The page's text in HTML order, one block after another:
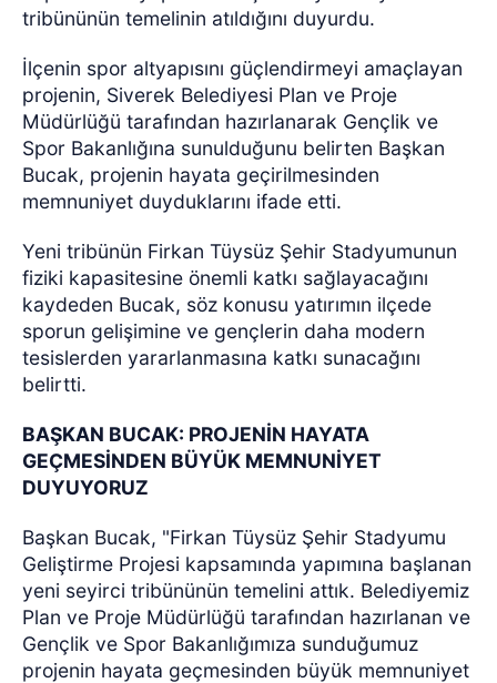
tribününün temelinin atıldığını duyurdu.
İlçenin spor altyapısını güçlendirmeyi amaçlayan
projenin, Siverek Belediyesi Plan ve Proje
Müdürlüğü tarafından hazırlanarak Gençlik ve
Spor Bakanlığına sunulduğunu belirten Başkan
Bucak, projenin hayata geçirilmesinden
memnuniyet duyduklarını ifade etti.
Yeni tribünün Firkan Tüysüz Şehir Stadyumunun
fiziki kapasitesine önemli katkı sağlayacağını
kaydeden Bucak, söz konusu yatırımın ilçede
sporun gelişimine ve gençlerin daha modern
tesislerden yararlanmasına katkı sunacağını
belirtti.
BAŞKAN BUCAK: PROJENİN HAYATA
GEÇMESİNDEN BÜYÜK MEMNUNİYET
DUYUYORUZ
Başkan Bucak, "Firkan Tüysüz Şehir Stadyumu
Geliştirme Projesi kapsamında yapımına başlanan
yeni seyirci tribününün temelini attık. Belediyemiz
Plan ve Proje Müdürlüğü tarafından hazırlanan ve
Gençlik ve Spor Bakanlığımıza sunduğumuz
projenin hayata geçmesinden büyük memnuniyet